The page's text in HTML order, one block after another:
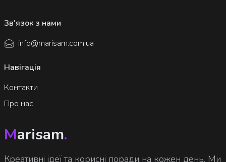
Marisam.
Креативні ідеї та корисні поради на кожен день. Ми
Навігація
Контакти
Про нас
Зв'язок з нами
info@marisam.com.ua